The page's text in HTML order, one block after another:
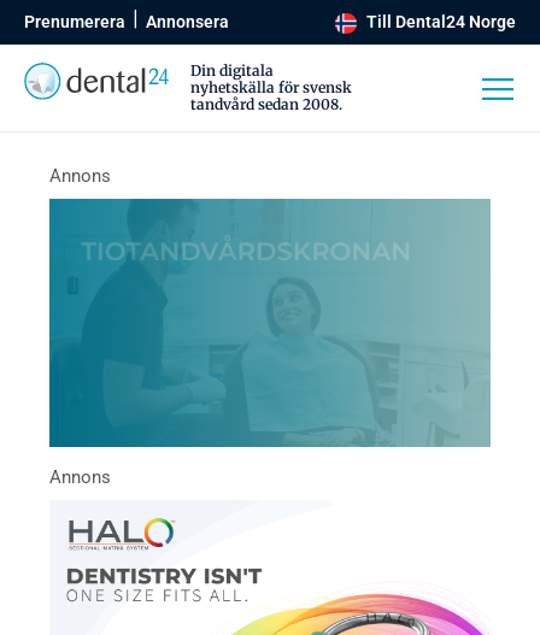
Prenumerera Annonsera Till Dental24 Norge
Din digitala
nyhetskälla för svensk
tandvård sedan 2008.